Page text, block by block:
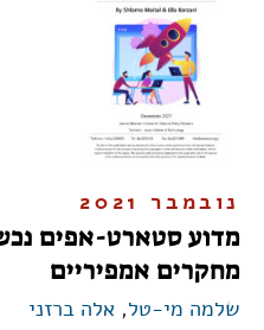
נובמבר 2021
מדוע סטארט-אפים
מחקרים אמפיריים
שלמה מי-טל, אלה ברזני